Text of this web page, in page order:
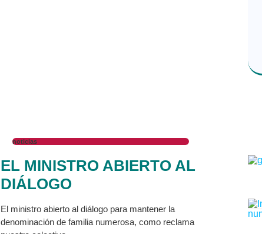
noticias
EL MINISTRO ABIERTO AL
DIÁLOGO
El ministro abierto al diálogo para mantener la
denominación de familia numerosa, como reclama